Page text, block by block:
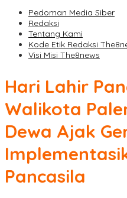
Pedoman Media Siber
Redaksi
Tentang Kami
Kode Etik Redaksi
Visi Misi The8news
Hari Lahir
Walikota
Dewa Ajak
Pancasila